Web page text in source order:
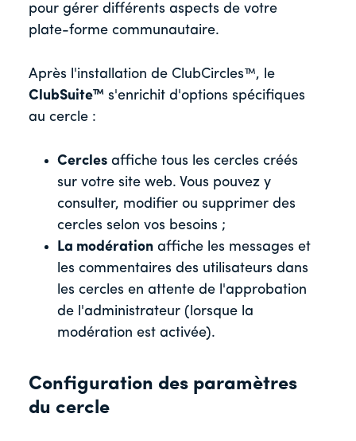
pour gérer différents aspects de votre
plate-forme communautaire.
Après l'installation de ClubCircles™, le
ClubSuite™ s'enrichit d'options spécifiques
au cercle :
Cercles affiche tous les cercles créés
sur votre site web. Vous pouvez y
consulter, modifier ou supprimer des
cercles selon vos besoins ;
La modération affiche les messages et
les commentaires des utilisateurs dans
les cercles en attente de l'approbation
de l'administrateur (lorsque la
modération est activée).
Configuration des paramètres
du cercle